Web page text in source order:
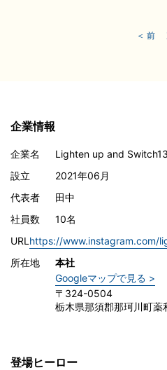
＜ 前
企業情報
企業名
Lighten up and
設立
2021年06月
代表者
田中
社員数
10名
URL https://www.instagram.com/
所在地
本社
Googleマップで見る >
〒324-0504
栃木県那須郡那珂川町
登場ヒーロー